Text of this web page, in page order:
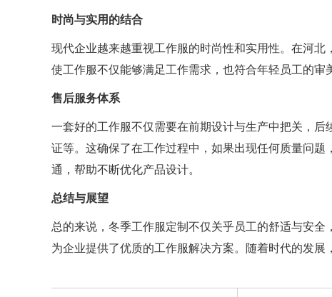
时尚与实用的结合
现代企业越来越重视工作服的时尚性和实用性。在河
使工作服不仅能够满足工作需求，也符合年轻员工的审
售后服务体系
一套好的工作服不仅需要在前期设计与生产中把关，
证等。这确保了在工作过程中，如果出现任何质量问
通，帮助不断优化产品设计。
总结与展望
总的来说，冬季工作服定制不仅关乎员工的舒适与安
为企业提供了优质的工作服解决方案。随着时代的发